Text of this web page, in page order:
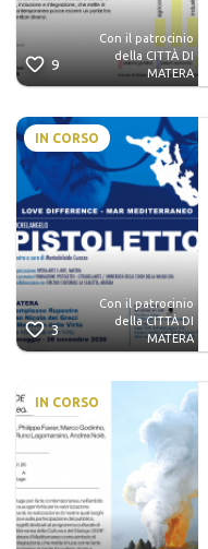
9
Con il patrocinio
della CITTÀ DI
MATERA
IN CORSO
3
Con il patrocinio
della CITTÀ DI
MATERA
IN CORSO